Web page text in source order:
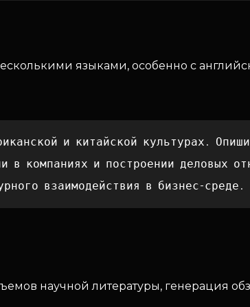
языками, особенно с
и китайской культурах.
в компаниях и построении деловых
взаимодействия в бизнес-среде.
научной литературы, генерация